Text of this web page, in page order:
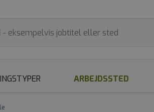
ARBEJDSSTED